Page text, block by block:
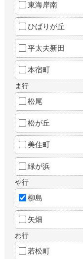
東海岸南
ひばりが丘
平太夫新田
本宿町
ま行
松尾
松が丘
美住町
緑が浜
や行
柳島
矢畑
わ行
若松町